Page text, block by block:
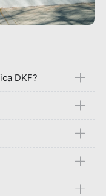
DKF?